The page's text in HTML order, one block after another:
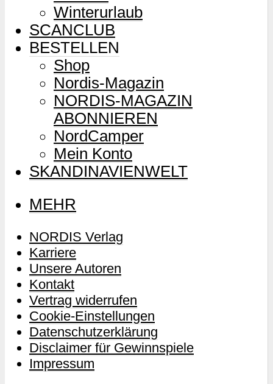
Winterurlaub
SCANCLUB
BESTELLEN
Shop
Nordis-Magazin
NORDIS-MAGAZIN
ABONNIEREN
NordCamper
Mein Konto
SKANDINAVIENWELT
MEHR
NORDIS Verlag
Karriere
Unsere Autoren
Kontakt
Vertrag widerrufen
Cookie-Einstellungen
Datenschutzerklärung
Disclaimer für Gewinnspiele
Impressum